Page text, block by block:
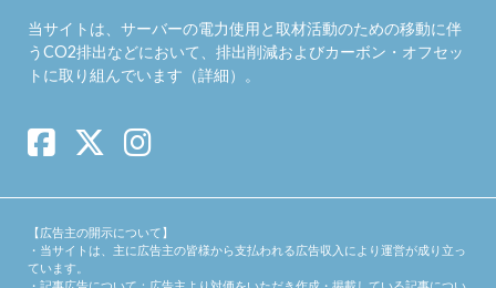
当サイトは、サーバーの電力使用と取材活動のための移動に伴
うCO2排出などにおいて、排出削減およびカーボン・オフセッ
トに取り組んでいます（詳細）。
【広告主の開示について】
・当サイトは、主に広告主の皆様から支払われる広告収入により運営が成り立っ
ています。
・記事広告について：広告主より対価をいただき作成・掲載している記事につい